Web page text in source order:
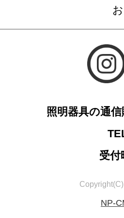
照明器具の通
受付
NP-